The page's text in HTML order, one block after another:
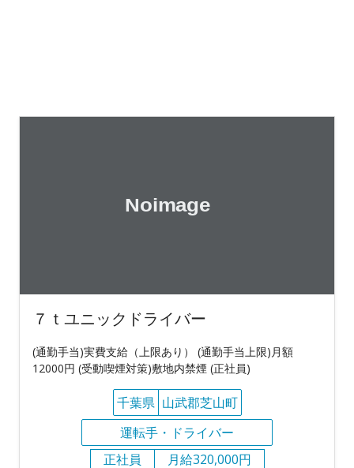
７ｔユニックドライバー
(通勤手当)実費支給（上限あり） (通勤手当上限)月額
12000円 (受動喫煙対策)敷地内禁煙 (正社員)
千葉県 山武郡芝山町
運転手・ドライバー
正社員
月給320,000円